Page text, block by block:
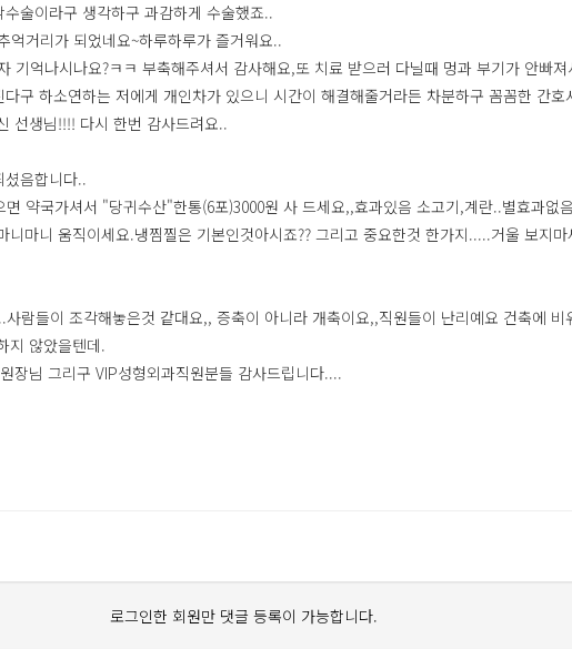
술이라구 생각하구 과감하게 수술했죠..
거리가 되었네요~하루하루가 즐거워요..
기억나시나요?ㅋㅋ 부축해주셔서 감사해요,또 치료 받으러 다닐때 멍과 부기가 안빠
구 하소연하는 저에게 개인차가 있으니 시간이 해결해줄거라든 차분하구 꼼꼼한 간호
선생님!!!! 다시 한번 감사드려요..
음합니다..
약국가셔서 "당귀수산"한통(6포)3000원 사 드세요,,효과있음 소고기,계란..별효과없
마니 움직이세요.냉찜찔은 기본인것아시죠?? 그리고 중요한것 한가지.....거울 보지
람들이 조각해놓은것 같대요,, 증축이 아니라 개축이요,,직원들이 난리예요 건축에
지 않았을텐데.
장님 그리구 VIP성형외과직원분들 감사드립니다....
로그인한 회원만 댓글 등록이 가능합니다.